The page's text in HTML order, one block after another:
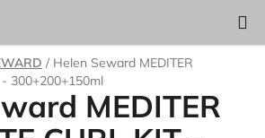
KOŠÍK
/ Helen Seward MEDITER
300+200+150ml
MEDITER